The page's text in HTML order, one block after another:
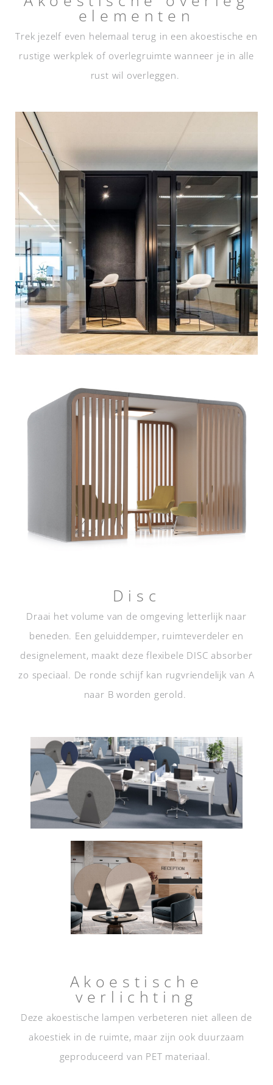
elementen
Trek jezelf even helemaal terug in een akoestische en
rustige werkplek of overlegruimte wanneer je in alle
rust wil overleggen.
Disc
Draai het volume van de omgeving letterlijk naar
beneden. Een geluiddemper, ruimteverdeler en
designelement, maakt deze flexibele DISC absorber
zo speciaal. De ronde schijf kan rugvriendelijk van A
naar B worden gerold.
Akoestische
verlichting
Deze akoestische lampen verbeteren niet alleen de
akoestiek in de ruimte, maar zijn ook duurzaam
geproduceerd van PET materiaal.